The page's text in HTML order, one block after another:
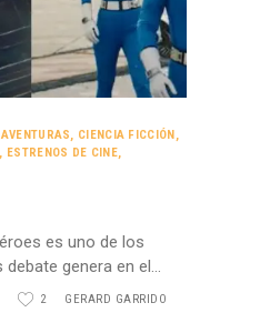
AVENTURAS, CIENCIA FICCIÓN,
, ESTRENOS DE CINE,
es uno de los
genera en el…
2 GERARD GARRIDO